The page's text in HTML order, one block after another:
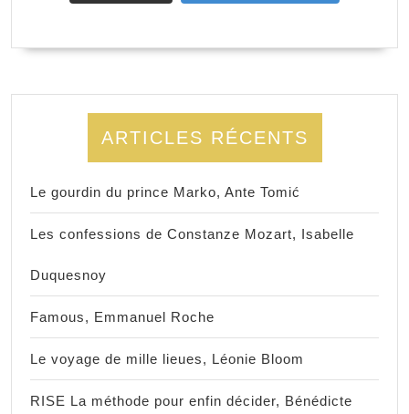
ARTICLES RÉCENTS
Le gourdin du prince Marko, Ante Tomić
Les confessions de Constanze Mozart, Isabelle
Duquesnoy
Famous, Emmanuel Roche
Le voyage de mille lieues, Léonie Bloom
RISE La méthode pour enfin décider, Bénédicte